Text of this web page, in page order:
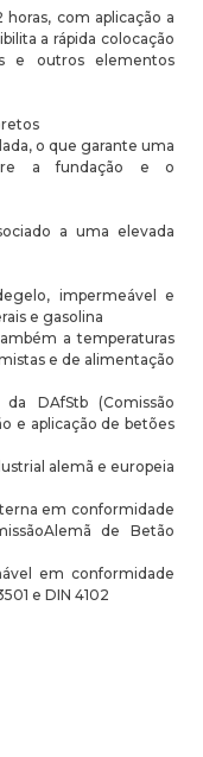
com aplicação a
a rápida colocação
e outros elementos
o que garante uma
a fundação e o
a uma elevada
impermeável e
e gasolina
a temperaturas
e de alimentação
DAfStb (Comissão
e aplicação de betões
alemã e europeia
em conformidade
de Betão
em conformidade
e DIN 4102